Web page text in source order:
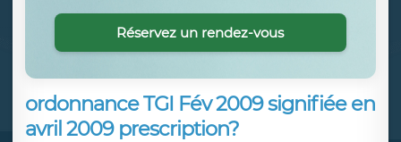
ordonnance TGI Fév 2009 signifiée en
avril 2009 prescription?
Réservez un rendez-vous